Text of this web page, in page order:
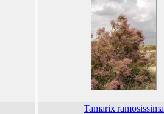
Tamarixramosissima